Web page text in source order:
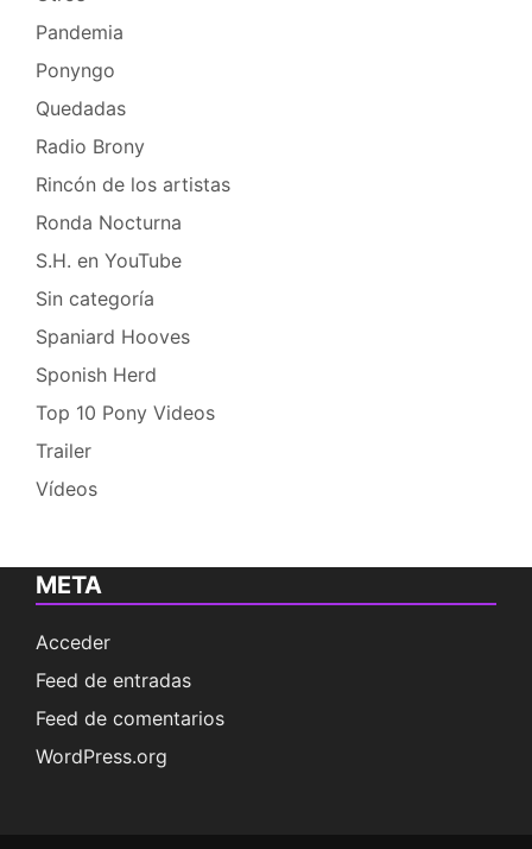
Pandemia
Ponyngo
Quedadas
Radio Brony
Rincón de los artistas
Ronda Nocturna
S.H. en YouTube
Sin categoría
Spaniard Hooves
Sponish Herd
Top 10 Pony Videos
Trailer
Vídeos
META
Acceder
Feed de entradas
Feed de comentarios
WordPress.org